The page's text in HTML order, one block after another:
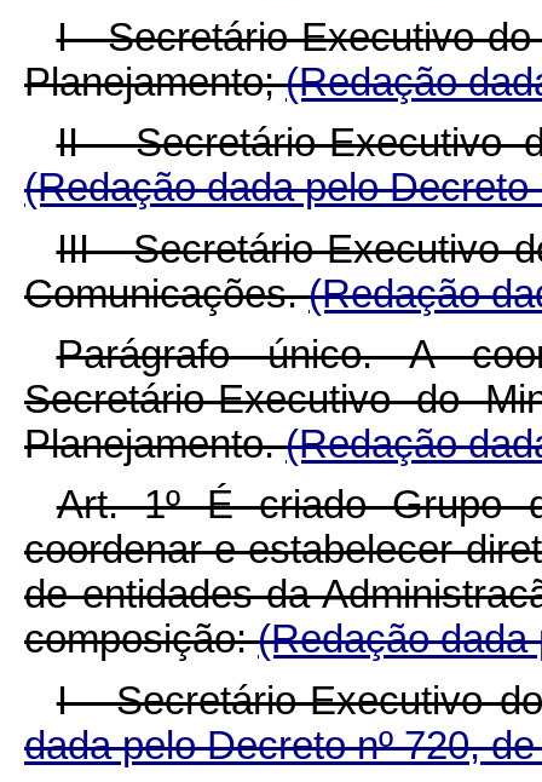
I - Secretário-Executivo
Planejamento;(Redação
II - Secretário-Executivo
(Redação dada pelo Decreto
III - Secretário-Executivo
Comunicações.(Redação
Parágrafo único. A
Secretário-Executivo do
Planejamento.(Redação
Art. 1º É criado Grupo
coordenar e estabelecer
de entidades da
composição:(Redação dada
I - Secretário-Executivo
dada pelo Decreto nº 720,